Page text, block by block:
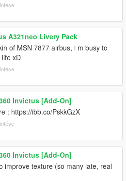
A321neo Livery Pack
of MSN 7877 airbus, i m busy to
xD
Invictus [Add-On]
: https://ibb.co/PskkGzX
Invictus [Add-On]
improve texture (so many late, real